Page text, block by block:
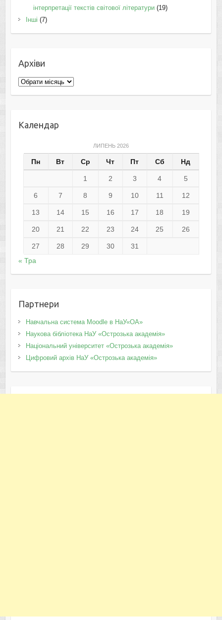
інтерпретації текстів світової літератури(19)
Інші (7)
Архіви
Архіви
Календар
ЛИПЕНЬ 2026
Пн Вт Ср Чт Пт Сб Нд
1 2 3 4 5
6 7 8 9 10 11 12
13 14 15 16 17 18 19
20 21 22 23 24 25 26
27 28 29 30
31
« Тра
Партнери
Навчальна система Moodle в НаУ«ОА»
Наукова бібліотека НаУ «Острозька академія»
Національний університет «Острозька академія»
Цифровий архів НаУ «Острозька академія»